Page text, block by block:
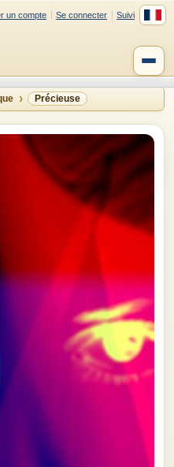
un compte Se connecter Suivi
Précieuse